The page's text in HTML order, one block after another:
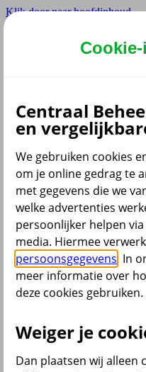
Klik door naar hoofdinhoud
Hoofdmenu
Adviseur
Partner
Producten
Situaties
terug
Centraal
en
We gebruiken cookies
om je online gedrag te
met gegevens die we
welke advertenties
persoonlijker helpen
media. Hiermee
persoonsgegevens . In
meer informatie over
deze cookies gebruiken.
Weiger je
Dan plaatsen wij alleen